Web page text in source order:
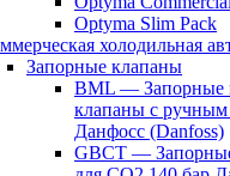
Optyma Slim Pack
холодильная
Запорные клапаны
BML — Запорные
клапаны с
Данфосс (Danfoss)
GBCT —